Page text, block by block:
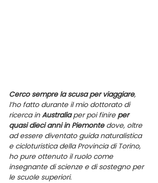
Cerco sempre la scusa per viaggiare,
l’ho fatto durante il mio dottorato di
ricerca in Australia per poi finire per
quasi dieci anni in Piemonte dove, oltre
ad essere diventato guida naturalistica
e cicloturistica della Provincia di Torino,
ho pure ottenuto il ruolo come
insegnante di scienze e di sostegno per
le scuole superiori.